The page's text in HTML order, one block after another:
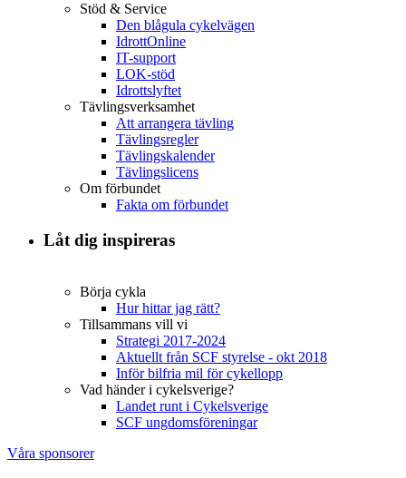
Stöd & Service
Den blågula cykelvägen
IdrottOnline
IT-support
LOK-stöd
Idrottslyftet
Tävlingsverksamhet
Att arrangera tävling
Tävlingsregler
Tävlingskalender
Tävlingslicens
Om förbundet
Fakta om förbundet
Låt dig inspireras
Börja cykla
Hur hittar jag rätt?
Tillsammans vill vi
Strategi 2017-2024
Aktuellt från SCF styrelse - okt 2018
Inför bilfria mil för cykellopp
Vad händer i cykelsverige?
Landet runt i Cykelsverige
SCF ungdomsföreningar
Våra sponsorer